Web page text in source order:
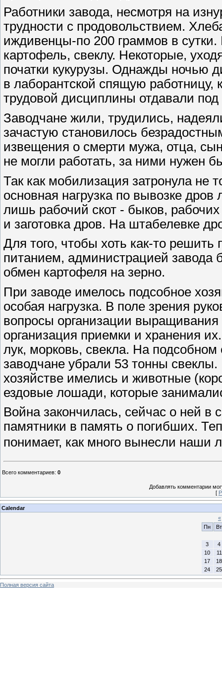
Работники завода, несмотря на
трудности с продовольствием.
иждивенцы-по 200 граммов в сутки.
картофель, свеклу. Некоторые,
початки кукурузы. Однажды ночью
в лаборантской спящую
трудовой дисциплины отдавали под
Заводчане жили, трудились,
зачастую становилось
извещения о смерти мужа, отца,
не могли работать, за ними нужен
Так как мобилизация затронула не
основная нагрузка по вывозке дров
лишь рабочий скот - быков,
и заготовка дров. На штабелевке
Для того, чтобы хоть как-то
питанием, администрацией завода
обмен картофеля на зерно.
При заводе имелось подсобное
особая нагрузка. В поле зрения
вопросы организации
организация приемки и хранения
лук, морковь, свекла. На
заводчане убрали 53 тонны
хозяйстве имелись и животные
ездовые лошади, которые
Война закончилась, сейчас о ней
памятники в память о погибших.
понимает, как много вынесли наши
Всего комментариев: 0
Добавлять комментарии
[
Calendar
«
Пн
Вт
3
4
10
11
17
18
24
25
Полная версия сайта